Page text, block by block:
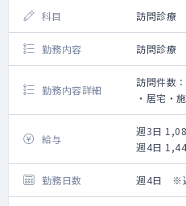
科目 訪問診療
勤務内容 訪問診療
勤務内容詳細
訪問件数
・居宅・
す。
・体制：
給与
週3日
週4日
勤務日数 週4日 ※